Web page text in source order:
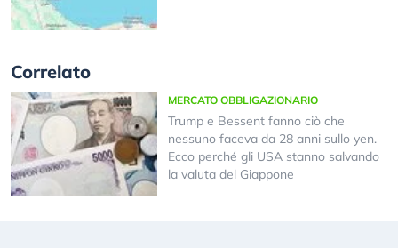
Correlato
MERCATO OBBLIGAZIONARIO
Trump e Bessent fanno ciò che
nessuno faceva da 28 anni sullo yen.
Ecco perché gli USA stanno salvando
la valuta del Giappone